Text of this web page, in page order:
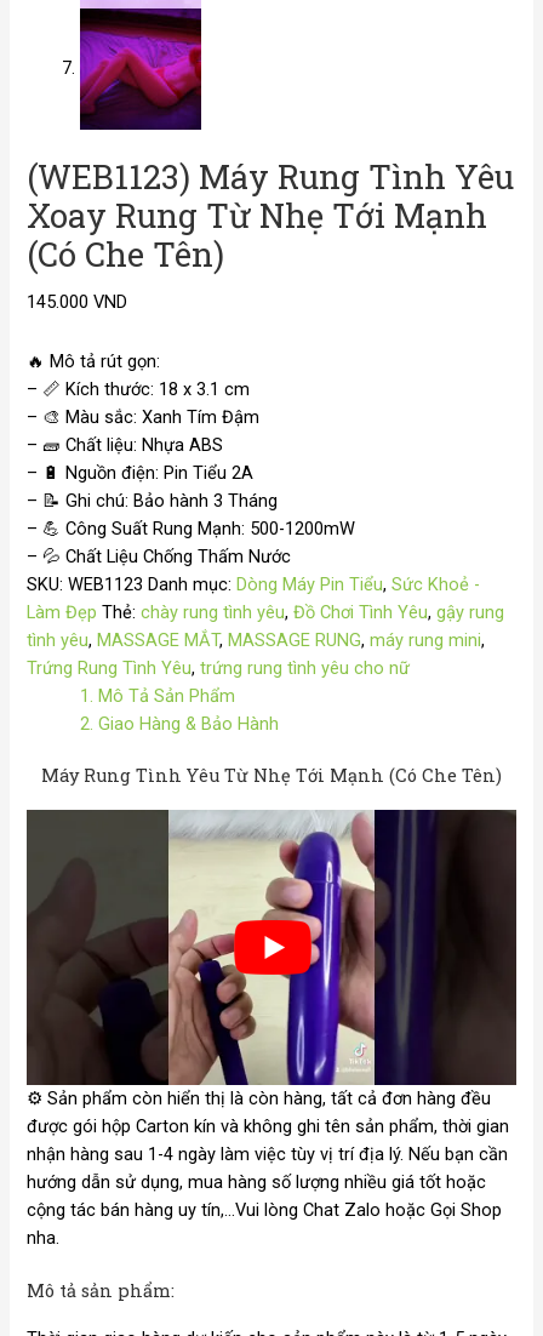
(WEB1123) Máy Rung Tình Yêu
Xoay Rung Từ Nhẹ Tới Mạnh
(Có Che Tên)
145.000VND
🔥 Mô tả rút gọn:
– 📏 Kích thước: 18 x 3.1 cm
– 🎨 Màu sắc: Xanh Tím Đậm
– 🧱 Chất liệu: Nhựa ABS
– 🔋 Nguồn điện: Pin Tiểu 2A
– 📝 Ghi chú: Bảo hành 3 Tháng
– 💪 Công Suất Rung Mạnh: 500-1200mW
– 💦 Chất Liệu Chống Thấm Nước
SKU:WEB1123 Danh mục:Dòng Máy Pin Tiểu,Sức Khoẻ -
Làm Đẹp Thẻ:chày rung tình yêu,Đồ Chơi Tình Yêu,gậy rung
tình yêu,MASSAGE MẮT,MASSAGE RUNG,máy rung mini,
Trứng Rung Tình Yêu,trứng rung tình yêu cho nữ
1. Mô Tả Sản Phẩm
2. Giao Hàng & Bảo Hành
Máy Rung Tình Yêu Từ Nhẹ Tới Mạnh (Có Che Tên)
⚙️Sản phẩm còn hiển thị là còn hàng, tất cả đơn hàng đều
được gói hộp Carton kín và không ghi tên sản phẩm, thời gian
nhận hàng sau 1-4 ngày làm việc tùy vị trí địa lý. Nếu bạn cần
hướng dẫn sử dụng, mua hàng số lượng nhiều giá tốt hoặc
cộng tác bán hàng uy tín,…Vui lòng Chat Zalo hoặc Gọi Shop
nha.
Mô tả sản phẩm: